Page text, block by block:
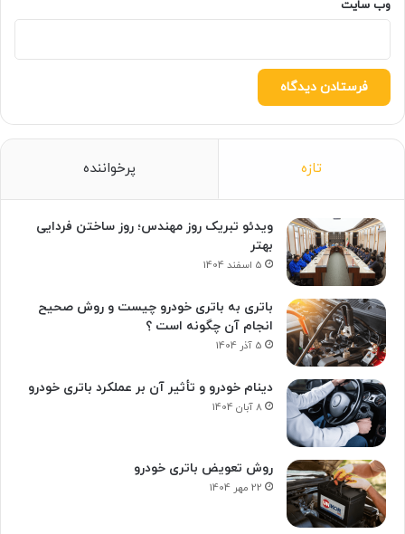
وب‌ سایت
تازه پرخواننده
ویدئو تبریک روز مهندس؛ روز ساختن فردایی
بهتر
5 اسفند 1404
باتری به باتری خودرو چیست و روش صحیح
انجام آن چگونه است ؟
5 آذر 1404
دینام خودرو و تأثیر آن بر عملکرد باتری خودرو
8 آبان 1404
روش تعویض باتری خودرو
22 مهر 1404